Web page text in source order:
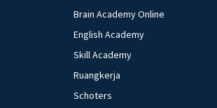
Brain Academy Online
English Academy
Skill Academy
Ruangkerja
Schoters